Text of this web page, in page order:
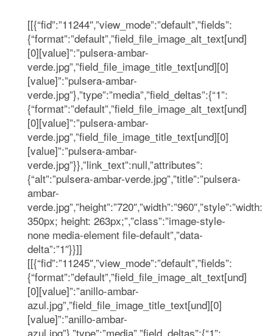
[[{“fid”:”11244″,”view_mode”:”default”,”fields”:
{“format”:”default”,”field_file_image_alt_text[und]
[0][value]”:”pulsera-ambar-
verde.jpg”,”field_file_image_title_text[und][0]
[value]”:”pulsera-ambar-
verde.jpg”},”type”:”media”,”field_deltas”:{“1”:
{“format”:”default”,”field_file_image_alt_text[und]
[0][value]”:”pulsera-ambar-
verde.jpg”,”field_file_image_title_text[und][0]
[value]”:”pulsera-ambar-
verde.jpg”}},”link_text”:null,”attributes”:
{“alt”:”pulsera-ambar-verde.jpg”,”title”:”pulsera-
ambar-
verde.jpg”,”height”:”720″,”width”:”960″,”style”:”width:
350px; height: 263px;”,”class”:”image-style-
none media-element file-default”,”data-
delta”:”1″}}]]
[[{“fid”:”11245″,”view_mode”:”default”,”fields”:
{“format”:”default”,”field_file_image_alt_text[und]
[0][value]”:”anillo-ambar-
azul.jpg”,”field_file_image_title_text[und][0]
[value]”:”anillo-ambar-
azul.jpg”},”type”:”media”,”field_deltas”:{“1”: